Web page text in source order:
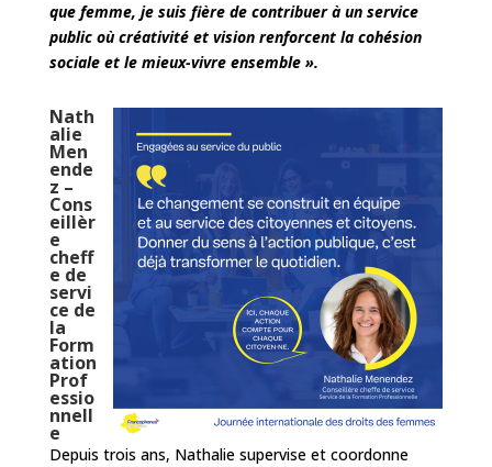
que femme, je suis fière de contribuer à un service
public où créativité et vision renforcent la cohésion
sociale et le mieux-vivre ensemble ».
Nath
alie
Men
ende
z –
Cons
eillèr
e
cheff
e de
servi
ce de
la
Form
ation
Prof
essio
nnell
e
Depuis trois ans, Nathalie supervise et coordonne